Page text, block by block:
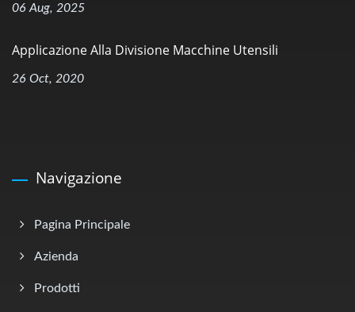
06 Aug, 2025
Applicazione Alla Divisione Macchine Utensili
26 Oct, 2020
Navigazione
Pagina Principale
Azienda
Prodotti